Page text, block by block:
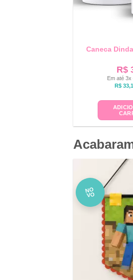
Caneca
R$
Em até
R$
NO
VO